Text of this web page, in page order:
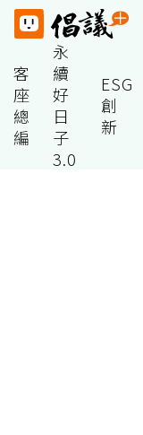
客
座
總
編
永
續
好
日
子
3.0
ESG
創
新